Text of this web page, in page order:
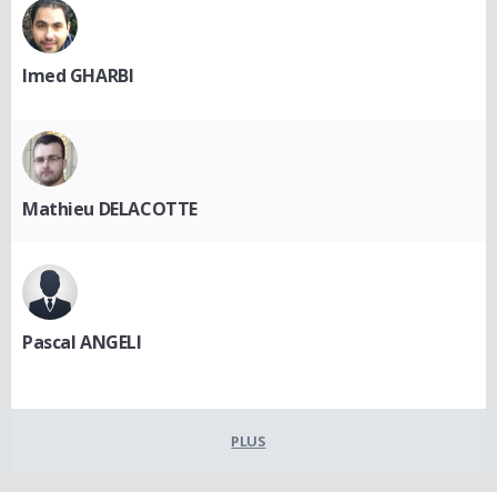
Imed GHARBI
Mathieu DELACOTTE
Pascal ANGELI
PLUS